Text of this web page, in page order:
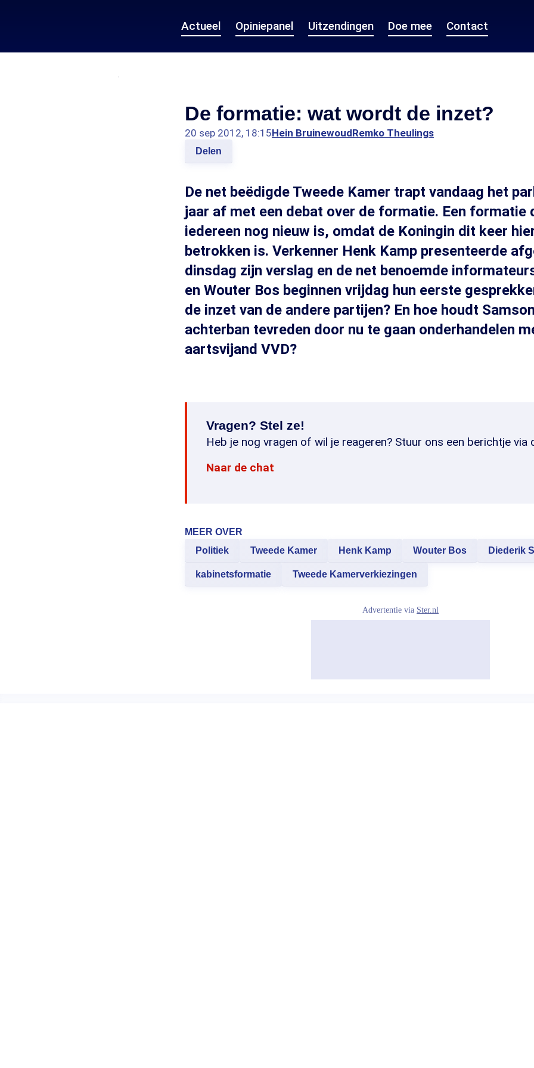
Actueel Opiniepanel Uitzendingen Doe mee Contact
De formatie: wat wordt de inzet?
20 sep 2012, 18:15Hein BruinewoudRemko Theulings
Delen
De net beëdigde Tweede Kamer trapt vandaag het
jaar af met een debat over de formatie. Een formatie
iedereen nog nieuw is, omdat de Koningin dit keer
betrokken is. Verkenner Henk Kamp presenteerde
dinsdag zijn verslag en de net benoemde
en Wouter Bos beginnen vrijdag hun eerste
de inzet van de andere partijen? En hoe houdt
achterban tevreden door nu te gaan onderhandelen
aartsvijand VVD?
Vragen? Stel ze!
Heb je nog vragen of wil je reageren? Stuur ons een berichtje via
Naar de chat
MEER OVER
Politiek
Tweede Kamer Henk Kamp Wouter Bos Diederik
kabinetsformatie Tweede Kamerverkiezingen
Advertentie via Ster.nl